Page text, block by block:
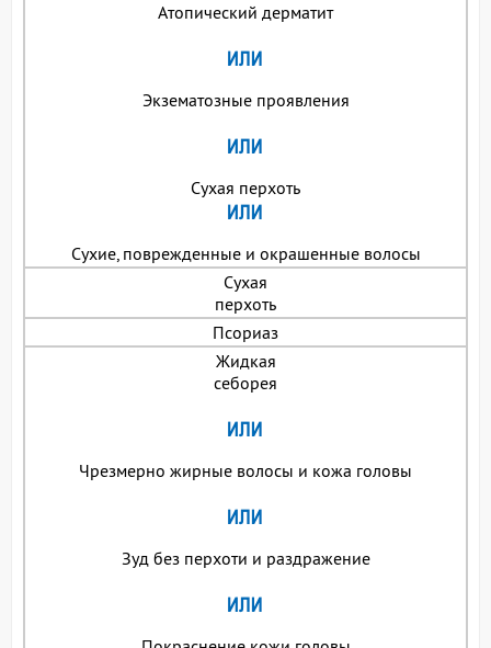
Атопический дерматит
Экзематозные проявления
Сухая перхоть
Сухие, поврежденные и окрашенные волосы
Сухая
перхоть
Псориаз
Жидкая
себорея
Чрезмерно жирные волосы и кожа головы
Зуд без перхоти и раздражение